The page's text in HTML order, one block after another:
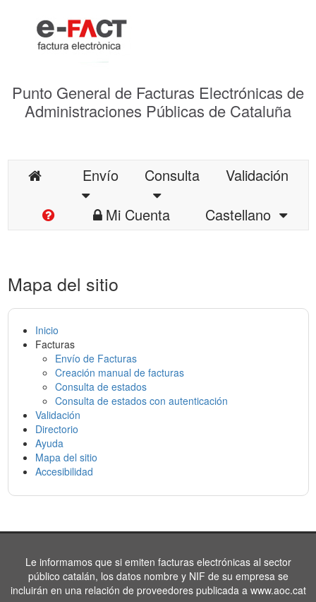
Punto General de Facturas Electrónicas de
Administraciones Públicas de Cataluña
Envío Consulta
Validación
Mi Cuenta
Castellano
Mapa del sitio
Inicio
Facturas
Envío de Facturas
Creación manual de facturas
Consulta de estados
Consulta de estados con autenticación
Validación
Directorio
Ayuda
Mapa del sitio
Accesibilidad
Le informamos que si emiten facturas electrónicas al sector
público catalán, los datos nombre y NIF de su empresa se
incluirán en una relación de proveedores publicada a www.aoc.cat